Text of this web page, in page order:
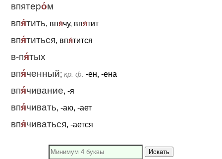
впятеро́м
впя́тить, впя́чу, впя́тит
впя́титься, впя́тится
в-пя́тых
впя́ченный; кр. ф. -ен, -ена
впя́чивание, -я
впя́чивать, -аю, -ает
впя́чиваться, -ается
Искать